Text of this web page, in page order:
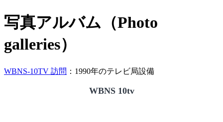
写真アルバム（Photo
galleries）
WBNS-10TV 訪問 ：1990年のテレビ局設備
WBNS 10tv